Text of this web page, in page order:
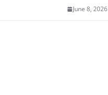
June 8, 2026